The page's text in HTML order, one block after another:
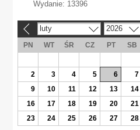
Wydanie: 13396
luty 2026
PN WT ŚR CZ PT SB
2
3 4 5 6 7
9
10 11 12 13 14
16
17 18 19 20 21
23
24 25 26 27 28